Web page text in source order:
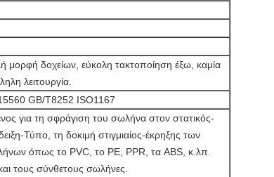
μορφή δοχείων, εύκολη τακτοποίηση έξω, καμία
λειτουργία.
GB/T8252 ISO1167
για τη σφράγιση του σωλήνα στον στατικός-
Τύπο, τη δοκιμή στιγμιαίος-έκρηξης των
όπως το PVC, το PE, PPR, τα ABS, κ.λπ.
τους σύνθετους σωλήνες.